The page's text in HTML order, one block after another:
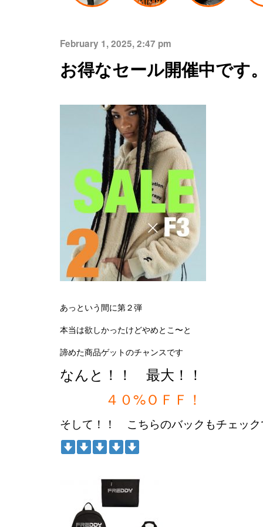
February 1, 2025, 2:47 pm
お得なセール開催中です
あっという間に第２弾
本当は欲しかったけどやめとこ〜と
諦めた商品ゲットのチャンスです
なんと！！ 最大！！
４０%ＯＦＦ！
そして！！ こちらのバックもチェック